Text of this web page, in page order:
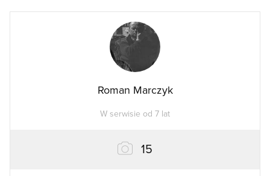
Roman Marczyk
W serwisie od 7 lat
15zdjęć